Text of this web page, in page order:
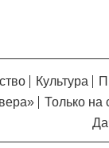
Культура
Только на